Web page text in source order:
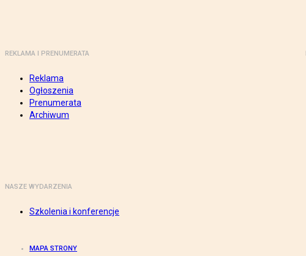
REKLAMA I PRENUMERATA
Reklama
Ogłoszenia
Prenumerata
Archiwum
NASZE WYDARZENIA
Szkolenia i konferencje
MAPA STRONY